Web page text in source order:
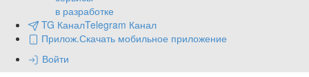
в разработке
TG КаналTelegram Канал
Прилож.Скачать мобильное приложение
Войти